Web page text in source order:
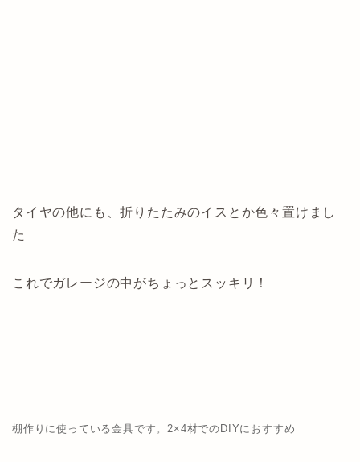
タイヤの他にも、折りたたみのイスとか色々置けまし
た
これでガレージの中がちょっとスッキリ！
棚作りに使っている金具です。2×4材でのDIYにおすすめ